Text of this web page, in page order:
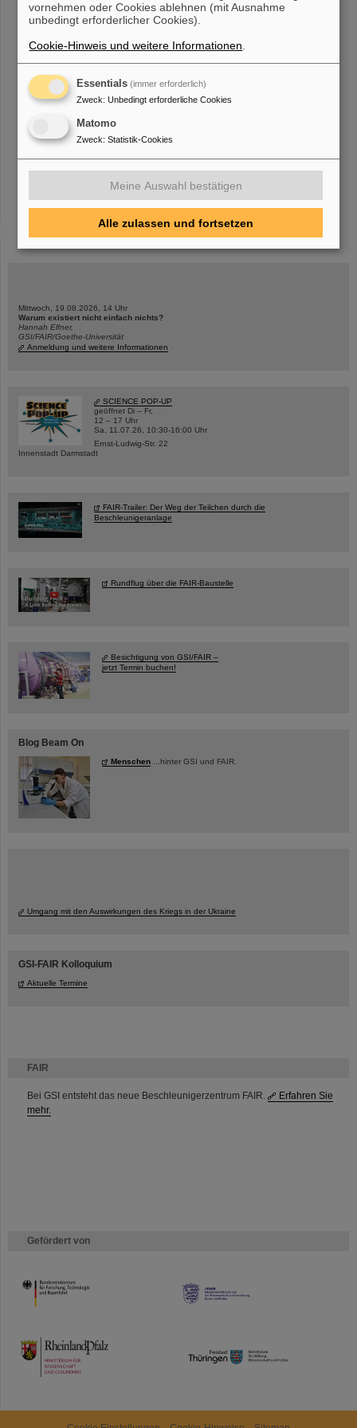
FAIR
Bei GSI entsteht das neue Beschleunigerzentrum FAIR.
Erfahren Sie
mehr.
Gefördert von
HMWK
TMWWDG
Immunsystem in diesem Kampf gegen den Krebs und unterstützt
dierichtigenImmunreaktionen in situ . TRON und GSI/FAIR haben
«
youtubehelmholtz.social
Mittwoch, 19.08.2026, 14 Uhr
Warum existiert nicht einfach nichts?
Hannah Elfner,
GSI/FAIR/Goethe-Universität
Anmeldung und weitere Informationen
SCIENCE POP-UP
geöffnet Di – Fr,
12 – 17 Uhr
Sa, 11.07.26, 10:30-16:00 Uhr
Ernst-Ludwig-Str. 22
Innenstadt Darmstadt
FAIR-Trailer: Der Weg der Teilchen durch die
Beschleunigeranlage
Rundflug über die FAIR-Baustelle
Besichtigung von GSI/FAIR –
jetzt Termin buchen!
Blog Beam On
Menschen ...hinter GSI und FAIR.
Umgang mit den Auswirkungen des Kriegs in der Ukraine
GSI-FAIR Kolloquium
Aktuelle Termine
vornehmen oder Cookies ablehnen (mit Ausnahme
unbedingt erforderlicher Cookies).
Cookie-Hinweis und weitere Informationen
Essentials (immer erforderlich)
Zweck: Unbedingt erforderliche Cookies
Matomo
Zweck: Statistik-Cookies
Meine Auswahl bestätigen
Alle zulassen und fortsetzen